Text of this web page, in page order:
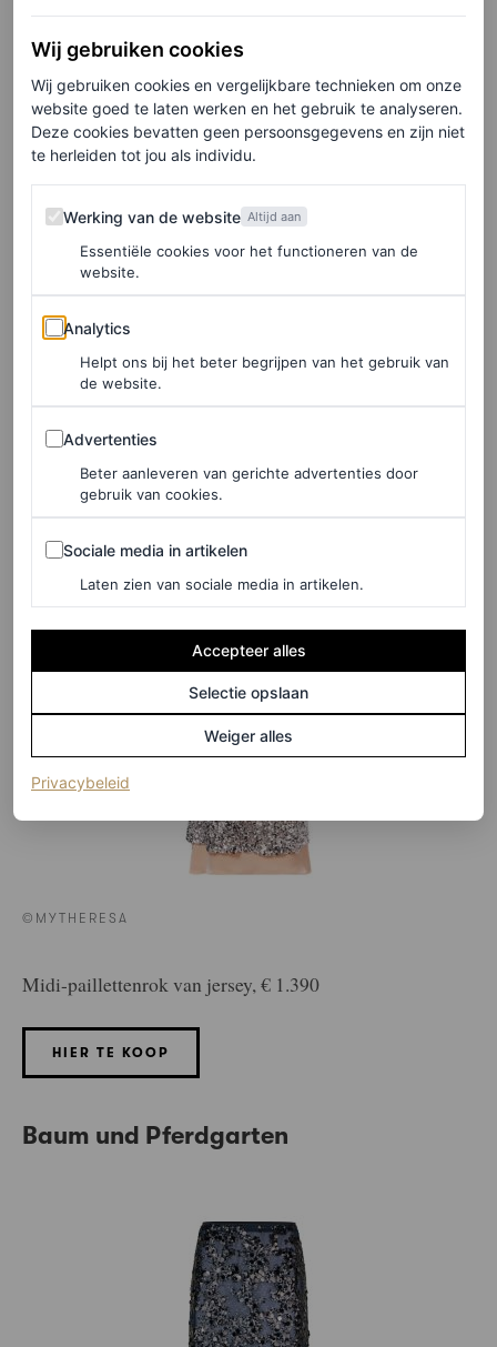
Kokerrok met pailletten, € 2.295
Rabanne
©MYTHERESA
Midi-paillettenrok van jersey, € 1.390
HIER TE KOOP
Baum und Pferdgarten
Wij gebruiken cookies
Wij gebruiken cookies en vergelijkbare technieken om onze
website goed te laten werken en het gebruik te analyseren.
Deze cookies bevatten geen persoonsgegevens en zijn niet
te herleiden tot jou als individu.
Werking van de website
Werking van de website Altijd aan
Essentiële cookies voor het functioneren van de
website.
Analytics
Analytics
Helpt ons bij het beter begrijpen van het gebruik van
de website.
Advertenties
Advertenties
Beter aanleveren van gerichte advertenties door
gebruik van cookies.
Sociale media in artikelen
Sociale media in artikelen
Laten zien van sociale media in artikelen.
Accepteer alles
Selectie opslaan
Weiger alles
Privacybeleid